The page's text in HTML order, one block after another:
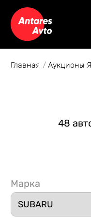
Главная Аукционы
48
Марка